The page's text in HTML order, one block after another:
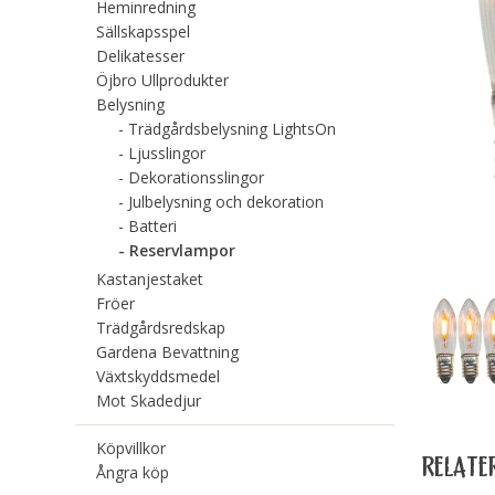
Heminredning
Sällskapsspel
Delikatesser
Öjbro Ullprodukter
Belysning
Trädgårdsbelysning LightsOn
Ljusslingor
Dekorationsslingor
Julbelysning och dekoration
Batteri
Reservlampor
Kastanjestaket
Fröer
Trädgårdsredskap
Gardena Bevattning
Växtskyddsmedel
Mot Skadedjur
Köpvillkor
Ångra köp